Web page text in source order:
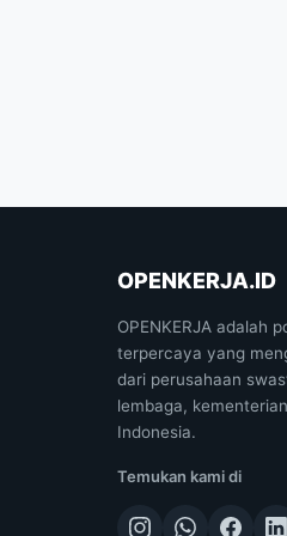
OPENKERJA.ID
OPENKERJA adalah
terpercaya yang
dari perusahaan
lembaga,
Indonesia.
Temukan kami di